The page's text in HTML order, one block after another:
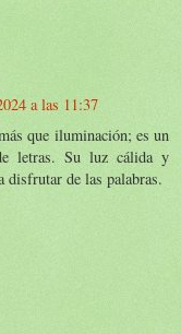
a las 11:37
que iluminación; es un
letras. Su luz cálida y
disfrutar de las palabras.